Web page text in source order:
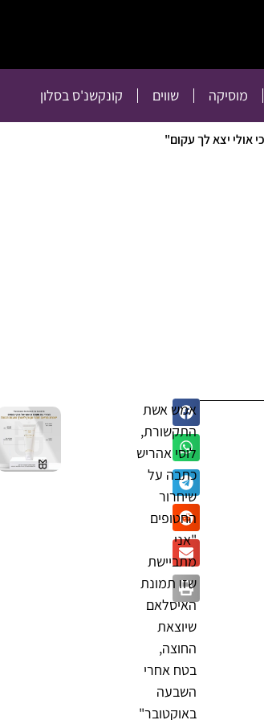
מוסיקה שווים קונקשנ'ס בסלון
אולי יצא לך עקום"
אמש אשת
התקשורת,
לוסי אהריש
כתבה על
שיחרור
החטופים
"אני
מתביישת
שזו תמונת
האיסלאם
שיוצאת
החוצה,
בטח אחרי
השבעה
באוקטובר"